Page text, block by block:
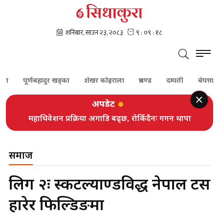
पूर्णबहादुर खड्का शेखर कोइराला प्रचण्ड दम्पती बेपत्ता
अपडेट
महाधिवेशन प्रक्रिया अगाडि बढ्छ, रोकिँदैनः गगन थापा
समाज
लिग २ः स्कटल्याण्डविरुद्ध नेपाल टस
हारेर फिल्डिङमा